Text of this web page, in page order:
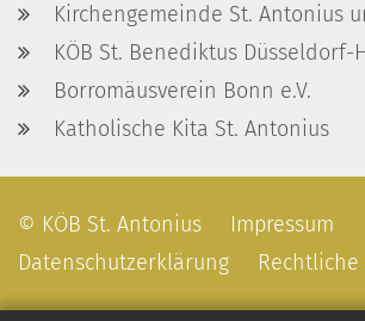
Kirchengemeinde St. Antonius
KÖB St. Benediktus Düsseldorf-
Borromäusverein Bonn e.V.
Katholische Kita St. Antonius
© KÖB St. Antonius
Impressum
Datenschutzerklärung